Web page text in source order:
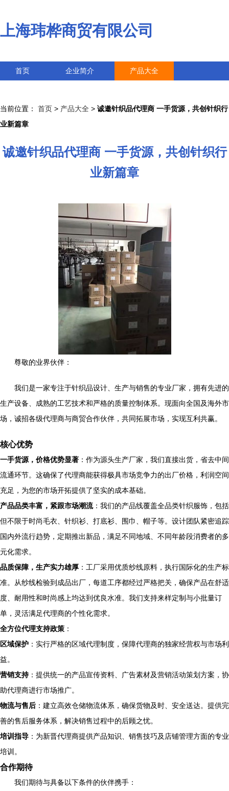
上海玮桦商贸有限公司
首页 企业简介 产品大全
当前位置： 首页 > 产品大全 > 诚邀针织品代理商 一手货源，共创针织行
业新篇章
诚邀针织品代理商 一手货源，共创针织行
业新篇章
尊敬的业界伙伴：
我们是一家专注于针织品设计、生产与销售的专业厂家，拥有先进的
生产设备、成熟的工艺技术和严格的质量控制体系。现面向全国及海外市
场，诚招各级代理商与商贸合作伙伴，共同拓展市场，实现互利共赢。
核心优势
一手货源，价格优势显著 ：作为源头生产厂家，我们直接出货，省去中间
流通环节。这确保了代理商能获得极具市场竞争力的出厂价格，利润空间
充足，为您的市场开拓提供了坚实的成本基础。
产品品类丰富，紧跟市场潮流：我们的产品线覆盖全品类针织服饰，包括
但不限于时尚毛衣、针织衫、打底衫、围巾、帽子等。设计团队紧密追踪
国内外流行趋势，定期推出新品，满足不同地域、不同年龄段消费者的多
元化需求。
品质保障，生产实力雄厚 ：工厂采用优质纱线原料，执行国际化的生产标
准。从纱线检验到成品出厂，每道工序都经过严格把关，确保产品在舒适
度、耐用性和时尚感上均达到优良水准。我们支持来样定制与小批量订
单，灵活满足代理商的个性化需求。
全方位代理支持政策 ：
区域保护 ：实行严格的区域代理制度，保障代理商的独家经营权与市场利
益。
营销支持：提供统一的产品宣传资料、广告素材及营销活动策划方案，协
助代理商进行市场推广。
物流与售后 ：建立高效仓储物流体系，确保货物及时、安全送达。提供完
善的售后服务体系，解决销售过程中的后顾之忧。
培训指导 ：为新晋代理商提供产品知识、销售技巧及店铺管理方面的专业
培训。
合作期待
我们期待与具备以下条件的伙伴携手：